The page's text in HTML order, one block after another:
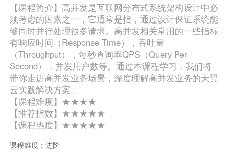
【课程简介】高并发是互联网分布式系统架构设计中必
须考虑的因素之一，它通常是指，通过设计保证系统能
够同时并行处理很多请求。高并发相关常用的一些指标
有响应时间（Response Time），吞吐量
（Throughput），每秒查询率QPS（Query Per
Second），并发用户数等。通过本课程学习，我们将
带你走进高并发业务场景，深度理解高并发业务的天翼
云实践解决方案。
【课程难度】★★★★
【推荐指数】★★★★★
【课程热度】★★★★★
课程难度：进阶